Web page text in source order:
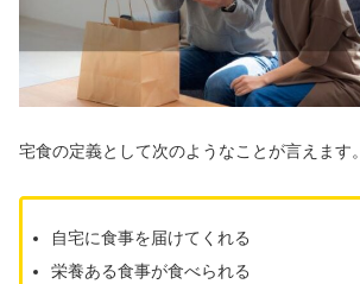
宅食の定義として次のようなことが言えます。
自宅に食事を届けてくれる
栄養ある食事が食べられる